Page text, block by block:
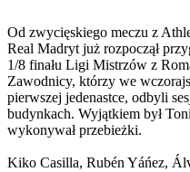
Od zwycięskiego meczu z
Real Madryt już rozpoczął
1/8 finału Ligi Mistrzów z
Zawodnicy, którzy we
pierwszej jedenastce, odbyli
budynkach. Wyjątkiem był
wykonywał przebieżki.
Kiko Casilla, Rubén Yáńez,